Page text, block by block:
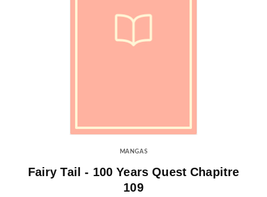
MANGAS
Fairy Tail - 100 Years Quest Chapitre
109